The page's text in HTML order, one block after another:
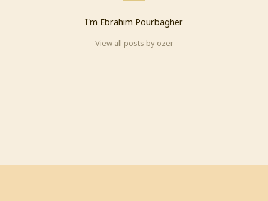
I'm Ebrahim Pourbagher
View all posts by ozer
اعمال استاندارد هایی آکادمیک